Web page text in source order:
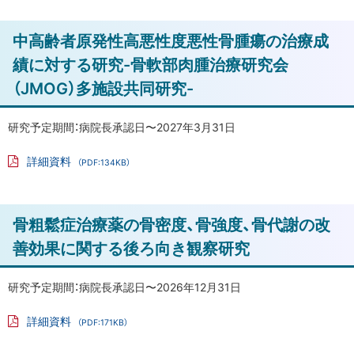
病
院
に
お
て
形
関
節
症
で
手
を
ァ
イ
ル
ッ
プ
に
戻
中高齢者原発性高悪性度悪性骨腫瘍の治療成
績に対する研究-骨軟部肉腫治療研究会
（JMOG）多施設共同研究-
研究予定期間：病院長承認日〜2027年3月31日
ァ
イ
ル
詳細資料 （PDF:134KB）
ト
ッ
プ
に
る
骨粗鬆症治療薬の骨密度、骨強度、骨代謝の改
善効果に関する後ろ向き観察研究
研究予定期間：病院長承認日〜2026年12月31日
詳細資料 （PDF:171KB）